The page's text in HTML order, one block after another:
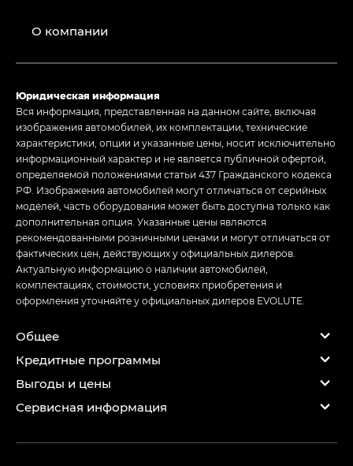
О компании
Юридическая информация
Вся информация, представленная на данном сайте, включая
изображения автомобилей, их комплектации, технические
характеристики, опции и указанные цены, носит исключительно
информационный характер и не является публичной офертой,
определяемой положениями статьи 437 Гражданского кодекса
РФ. Изображения автомобилей могут отличаться от серийных
моделей, часть оборудования может быть доступна только как
дополнительная опция. Указанные цены являются
рекомендованными розничными ценами и могут отличаться от
фактических цен, действующих у официальных дилеров.
Актуальную информацию о наличии автомобилей,
комплектациях, стоимости, условиях приобретения и
оформления уточняйте у официальных дилеров EVOLUTE.
Общее
Кредитные программы
Выгоды и цены
Сервисная информация